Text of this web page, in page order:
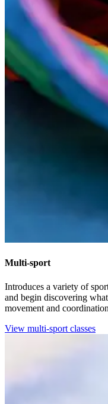
Multi-sport​​​​‌ ‍ ​‍​‍‌‍ ‌ ​‍‌‍‍‌‌‍‌ ‌‍‍‌‌‍ ‍​‍​‍​ ‍‍​‍​‍‌ ​ ‌‍​‌‌‍ ‍‌‍‍‌‌ ‌​‌ ‍‌​‍ ‍‌‍‍‌‌‍ ​‍​‍​‍ ​​‍​‍‌‍‍​‌ ​‍‌‍‌‌‌‍‌‍​‍​‍​ ‍‍​‍​‍‌‍‍​‌ ‌​‌ ‌​‌ ​​‌ ​ ​ ‍‍​‍ ​‍ ‌‍​ ‌‍‍​‌‍‌‌‌‍ ​‌ ​ ‌‍‌‌‌‍​‌‌ ​​‌‍‍‌‌‍‌‌‌ ​‍‌ ​ ​‍ ‍‌ ​ ‌‍​‌‌‍ ‍‌‍‍‌‌ ‌​‌ ‍‌​‍ ‍‌ ​ ‌ ‌​‌ ‌‌‌‍‌​‌‍‍‌‌‍ ​‍ ‌‍‍‌‌‍ ‍‌ ‌​‌‍‌‌‌‍ ‍‌ ‌​​‍ ‌‍‌‌‌‍‌​‌‍‍‌‌ ‌​​‍ ‌‍ ‌‌‍ ‌‍‌​‌‍‌‌​ ‌‌ ​​‌ ​‍‌‍‌‌‌ ​ ‌‍‌‌‌‍ ‍‌ ‌​‌‍​‌‌ ‌​‌‍‍‌‌‍ ‌‍ ‍​ ‍ ‌‍‍‌‌‍‌​​ ‌​ ‍‌​ ‍‌​ ​​​ ‍‌‌‍‌‌​ ‌‌‌‍‌​​ ‌‌​‍ ‌‌‍‌‍​ ​‍‌‍​‌​ ‍‌​‍ ‌​ ‌​​ ‍​‌‍‌‍‌‍​ ​‍ ‌‌‍​‌​ ‌ ​ ‍​​ ‌‌​‍ ‌‌‍​‍​ ‌‌‌‍‌​​ ‌ ​ ‌ ​ ​‍​ ‌‌​ ‌‍​ ‍​​ ​‌​ ​‌‌‍​‍​ ‍ ‌ ‌​‌ ‍‌‌ ​​‌‍‌‌​ ‌‌ ‌‍‌‍‌‌‌‍ ‍‌ ‌‌‌‍‌‌‌‌​ ‌‍ ​‌ ‌‌‌‍‌ ‌‌​​‌‍​‌‌‍‌ ‌‍‌‌​ ‍ ‌ ​​‌‍​‌‌ ‌​‌‍‍​​ ‌‌ ​​‌‍​‌‌‍‌ ‌‍‌‌‌​​‍‌ ‌‌‌‍‍‌‌‍ ​‌‍‌​‌‍‌‌‌ ​‍​‍‌‌​ ‌‌‌​​‍‌‌ ‌‍‍ ‌‍‌‌‌ ‍‌​‍‌‌​ ​ ‌​‌​​‍‌‌​ ​ ‌​‌​​‍‌‌​ ​‍​ ​‍​ ​​​ ‌‌‌‍​ ​ ‍‌​ ‌ ​ ​​​ ‍‌​ ‌ ​ ‌‍​ ​‍​ ​‍​ ​‌​‍‌‌​ ​‍​ ​‍​‍‌‌​ ‌‌‌​‌​​‍ ‍‌ ‌​‌‍​‌‌‍​‍‌ ​ ​‍‌‌​ ‌‌‌​​‍‌‌ ‌‍‍ ‌‍‌‌‌ ‍‌​‍‌‌​ ​ ‌​‌​​‍‌‌​ ​ ‌​‌​​‍‌‌​ ​‍​ ​‍‌‍‌‌‌‍‌​​ ‌‍‌‍‌​​ ​​​ ​‌​ ‌‌​ ​‍‌‍​‍​ ‌ ‌‍‌‌​ ​‌​‍‌‌​ ​‍​ ​‍​‍‌‌​ ‌‌‌​‌​​‍ ‍‌‍​ ‌‍ ‌‍ ‍‌ ‌​‌‍‌‌‌‍ ‍‌ ‌​​‍‌‌​ ‌‌‌​​‍‌‌ ‌‍‍ ‌‍‌‌‌ ‍‌​‍‌‌​ ​ ‌​‌​​‍‌‌​ ​ ‌​‌​​‍‌‌​ ​‍​ ​‍‌‍‌​​ ‌‌​ ​‌​ ​‌‌‍​‌‌‍​ ​ ‌‍​ ​​‌‍‌​​ ‍​‌‍‌‌‌‍‌​​‍‌‌​ ​‍​ ​‍​‍‌‌​ ‌‌‌​‌​​‍ ‍‌ ‌​‌‍‍‌‌ ‌​‌‍ ​‌‍‌‌​ ‌‍​‍‌‍​‌‌ ​ ‌‍‌‌‌‌‌‌‌ ​‍‌‍ ​​ ‌‌‍‍​‌ ‌​‌ ‌​‌ ​​‌ ​ ​‍‌‌​ ​ ‌​​‌​‍‌‌​ ​‍‌​‌‍​‍‌‌​ ​‍‌​‌‍‌‍​ ‌‍‍​‌‍‌‌‌‍ ​‌ ​ ‌‍‌‌‌‍​‌‌ ​​‌‍‍‌‌‍‌‌‌ ​‍‌ ​ ​‍ ‍‌ ​ ‌‍​‌‌‍ ‍‌‍‍‌‌ ‌​‌ ‍‌​‍ ‍‌ ​ ‌ ‌​‌ ‌‌‌‍‌​‌‍‍‌‌‍ ​‍‌‍‌‍‍‌‌‍‌​​ ‌​ ‍‌​ ‍‌​ ​​​ ‍‌‌‍‌‌​ ‌‌‌‍‌​​ ‌‌​‍ ‌‌‍‌‍​ ​‍‌‍​‌​ ‍‌​‍ ‌​ ‌​​ ‍​‌‍‌‍‌‍​ ​‍ ‌‌‍​‌​ ‌ ​ ‍​​ ‌‌​‍ ‌‌‍​‍​ ‌‌‌‍‌​​ ‌ ​ ‌ ​ ​‍​ ‌‌​ ‌‍​ ‍​​ ​‌​ ​‌‌‍​‍​‍‌‍‌ ‌​‌ ‍‌‌ ​​‌‍‌‌​ ‌‌ ‌‍‌‍‌‌‌‍ ‍‌ ‌‌‌‍‌‌‌‌​ ‌‍ ​‌ ‌‌‌‍‌ ‌‌​​‌‍​‌‌‍‌ ‌‍‌‌​‍‌‍‌ ​​‌‍​‌‌ ‌​‌‍‍​​ ‌‌ ​​‌‍​‌‌‍‌ ‌‍‌‌‌​​‍‌ ‌‌‌‍‍‌‌‍ ​‌‍‌​‌‍‌‌‌ ​‍​‍‌‌​ ‌‌‌​​‍‌‌ ‌‍‍ ‌‍‌‌‌ ‍‌​‍‌‌​ ​ ‌​‌​​‍‌‌​ ​ ‌​‌​​‍‌‌​ ​‍​ ​‍​ ​​​ ‌‌‌‍​ ​ ‍‌​ ‌ ​ ​​​ ‍‌​ ‌ ​ ‌‍​ ​‍​ ​‍​ ​‌​‍‌‌​ ​‍​ ​‍​‍‌‌​ ‌‌‌​‌​​‍ ‍‌ ‌​‌‍​‌‌‍​‍‌ ​ ​‍‌‌​ ‌‌‌​​‍‌‌ ‌‍‍ ‌‍‌‌‌ ‍‌​‍‌‌​ ​ ‌​‌​​‍‌‌​ ​ ‌​‌​​‍‌‌​ ​‍​ ​‍‌‍‌‌‌‍‌​​ ‌‍‌‍‌​​ ​​​ ​‌​ ‌‌​ ​‍‌‍​‍​ ‌ ‌‍‌‌​ ​‌​‍‌‌​ ​‍​ ​‍​‍‌‌​ ‌‌‌​‌​​‍ ‍‌‍​ ‌‍ ‌‍ ‍‌ ‌​‌‍‌‌‌‍ ‍‌ ‌​​‍‌‌​ ‌‌‌​​‍‌‌ ‌‍‍ ‌‍‌‌‌ ‍‌​‍‌‌​ ​ ‌​‌​​‍‌‌​ ​ ‌​‌​​‍‌‌​ ​‍​ ​‍‌‍‌​​ ‌‌​ ​‌​ ​‌‌‍​‌‌‍​ ​ ‌‍​ ​​‌‍‌​​ ‍​‌‍‌‌‌‍‌​​‍‌‌​ ​‍​ ​‍​‍‌‌​ ‌‌‌​‌​​‍ ‍‌ ‌​‌‍‍‌‌ ‌​‌‍ ​‌‍‌‌​‍‌‍‌ ​​‌‍‌‌‌ ​‍‌ ​ ‌ ​​‌‍‌‌‌‍​ ‌ ‌​‌‍‍‌‌ ‌‍‌‍‌‌​ ‌‌ ​​‌ ‌‌‌‍​‍‌‍ ​‌‍‍‌‌ ​ ‌‍‍​‌‍‌‌‌‍‌​​‍​‍‌ ‌
Introduces a variety of
and begin discovering
movement and coordination.​​​​‌
View multi-sport classes​​​​‌ ‍ ​‍​‍‌‍ ‌ ​‍‌‍‍‌‌‍‌ ‌‍‍‌‌‍ ‍​‍​‍​ ‍‍​‍​‍‌ ​ ‌‍​‌‌‍ ‍‌‍‍‌‌ ‌​‌ ‍‌​‍ ‍‌‍‍‌‌‍ ​‍​‍​‍ ​​‍​‍‌‍‍​‌ ​‍‌‍‌‌‌‍‌‍​‍​‍​ ‍‍​‍​‍‌‍‍​‌ ‌​‌ ‌​‌ ​​‌ ​ ​ ‍‍​‍ ​‍ ‌‍​ ‌‍‍​‌‍‌‌‌‍ ​‌ ​ ‌‍‌‌‌‍​‌‌ ​​‌‍‍‌‌‍‌‌‌ ​‍‌ ​ ​‍ ‍‌ ​ ‌‍​‌‌‍ ‍‌‍‍‌‌ ‌​‌ ‍‌​‍ ‍‌ ​ ‌ ‌​‌ ‌‌‌‍‌​‌‍‍‌‌‍ ​‍ ‌‍‍‌‌‍ ‍‌ ‌​‌‍‌‌‌‍ ‍‌ ‌​​‍ ‌‍‌‌‌‍‌​‌‍‍‌‌ ‌​​‍ ‌‍ ‌‌‍ ‌‍‌​‌‍‌‌​ ‌‌ ​​‌ ​‍‌‍‌‌‌ ​ ‌‍‌‌‌‍ ‍‌ ‌​‌‍​‌‌ ‌​‌‍‍‌‌‍ ‌‍ ‍​ ‍ ‌‍‍‌‌‍‌​​ ‌​ ‍‌​ ‍‌​ ​​​ ‍‌‌‍‌‌​ ‌‌‌‍‌​​ ‌‌​‍ ‌‌‍‌‍​ ​‍‌‍​‌​ ‍‌​‍ ‌​ ‌​​ ‍​‌‍‌‍‌‍​ ​‍ ‌‌‍​‌​ ‌ ​ ‍​​ ‌‌​‍ ‌‌‍​‍​ ‌‌‌‍‌​​ ‌ ​ ‌ ​ ​‍​ ‌‌​ ‌‍​ ‍​​ ​‌​ ​‌‌‍​‍​ ‍ ‌ ‌​‌ ‍‌‌ ​​‌‍‌‌​ ‌‌ ‌‍‌‍‌‌‌‍ ‍‌ ‌‌‌‍‌‌‌‌​ ‌‍ ​‌ ‌‌‌‍‌ ‌‌​​‌‍​‌‌‍‌ ‌‍‌‌​ ‍ ‌ ​​‌‍​‌‌ ‌​‌‍‍​​ ‌‌ ​​‌‍​‌‌‍‌ ‌‍‌‌‌​​‍‌ ‌‌‌‍‍‌‌‍ ​‌‍‌​‌‍‌‌‌ ​‍​‍‌‌​ ‌‌‌​​‍‌‌ ‌‍‍ ‌‍‌‌‌ ‍‌​‍‌‌​ ​ ‌​‌​​‍‌‌​ ​ ‌​‌​​‍‌‌​ ​‍​ ​‍​ ​​​ ‌‌‌‍​ ​ ‍‌​ ‌ ​ ​​​ ‍‌​ ‌ ​ ‌‍​ ​‍​ ​‍​ ​‌​‍‌‌​ ​‍​ ​‍​‍‌‌​ ‌‌‌​‌​​‍ ‍‌ ‌​‌‍​‌‌‍​‍‌ ​ ​‍‌‌​ ‌‌‌​​‍‌‌ ‌‍‍ ‌‍‌‌‌ ‍‌​‍‌‌​ ​ ‌​‌​​‍‌‌​ ​ ‌​‌​​‍‌‌​ ​‍​ ​‍‌‍‌‌‌‍‌​​ ‌‍‌‍‌​​ ​​​ ​‌​ ‌‌​ ​‍‌‍​‍​ ‌ ‌‍‌‌​ ​‌​‍‌‌​ ​‍​ ​‍​‍‌‌​ ‌‌‌​‌​​‍ ‍‌‍​ ‌‍ ‌‍ ‍‌ ‌​‌‍‌‌‌‍ ‍‌ ‌​​‍‌‌​ ‌‌‌​​‍‌‌ ‌‍‍ ‌‍‌‌‌ ‍‌​‍‌‌​ ​ ‌​‌​​‍‌‌​ ​ ‌​‌​​‍‌‌​ ​‍​ ​‍‌‍‌​​ ‌‌​ ​‌​ ​‌‌‍​‌‌‍​ ​ ‌‍​ ​​‌‍‌​​ ‍​‌‍‌‌‌‍‌​​‍‌‌​ ​‍​ ​‍​‍‌‌​ ‌‌‌​‌​​‍ ‍‌‍​‍‌ ‌‌‌ ‌​‌ ‌​‌‍ ‌‍ ‍‌ ​ ​‍‌‌​ ‌‌‌​​‍‌‌ ‌‍‍ ‌‍‌‌‌ ‍‌​‍‌‌​ ​ ‌​‌​​‍‌‌​ ​ ‌​‌​​‍‌‌​ ​‍​ ​‍‌‍​‌​ ‌​​ ​‌​ ‌‍​ ​‍​ ‍​​ ‌ ‌‍‌‌‌‍​‍​ ​ ‌‍​‌‌‍​ ​‍‌‌​ ​‍​ ​‍​‍‌‌​ ‌‌‌​‌​​‍ ‍‌ ‌​‌‍‌‌‌ ‍​‌ ‌​​ ‌‍​‍‌‍​‌‌ ​ ‌‍‌‌‌‌‌‌‌ ​‍‌‍ ​​ ‌‌‍‍​‌ ‌​‌ ‌​‌ ​​‌ ​ ​‍‌‌​ ​ ‌​​‌​‍‌‌​ ​‍‌​‌‍​‍‌‌​ ​‍‌​‌‍‌‍​ ‌‍‍​‌‍‌‌‌‍ ​‌ ​ ‌‍‌‌‌‍​‌‌ ​​‌‍‍‌‌‍‌‌‌ ​‍‌ ​ ​‍ ‍‌ ​ ‌‍​‌‌‍ ‍‌‍‍‌‌ ‌​‌ ‍‌​‍ ‍‌ ​ ‌ ‌​‌ ‌‌‌‍‌​‌‍‍‌‌‍ ​‍‌‍‌‍‍‌‌‍‌​​ ‌​ ‍‌​ ‍‌​ ​​​ ‍‌‌‍‌‌​ ‌‌‌‍‌​​ ‌‌​‍ ‌‌‍‌‍​ ​‍‌‍​‌​ ‍‌​‍ ‌​ ‌​​ ‍​‌‍‌‍‌‍​ ​‍ ‌‌‍​‌​ ‌ ​ ‍​​ ‌‌​‍ ‌‌‍​‍​ ‌‌‌‍‌​​ ‌ ​ ‌ ​ ​‍​ ‌‌​ ‌‍​ ‍​​ ​‌​ ​‌‌‍​‍​‍‌‍‌ ‌​‌ ‍‌‌ ​​‌‍‌‌​ ‌‌ ‌‍‌‍‌‌‌‍ ‍‌ ‌‌‌‍‌‌‌‌​ ‌‍ ​‌ ‌‌‌‍‌ ‌‌​​‌‍​‌‌‍‌ ‌‍‌‌​‍‌‍‌ ​​‌‍​‌‌ ‌​‌‍‍​​ ‌‌ ​​‌‍​‌‌‍‌ ‌‍‌‌‌​​‍‌ ‌‌‌‍‍‌‌‍ ​‌‍‌​‌‍‌‌‌ ​‍​‍‌‌​ ‌‌‌​​‍‌‌ ‌‍‍ ‌‍‌‌‌ ‍‌​‍‌‌​ ​ ‌​‌​​‍‌‌​ ​ ‌​‌​​‍‌‌​ ​‍​ ​‍​ ​​​ ‌‌‌‍​ ​ ‍‌​ ‌ ​ ​​​ ‍‌​ ‌ ​ ‌‍​ ​‍​ ​‍​ ​‌​‍‌‌​ ​‍​ ​‍​‍‌‌​ ‌‌‌​‌​​‍ ‍‌ ‌​‌‍​‌‌‍​‍‌ ​ ​‍‌‌​ ‌‌‌​​‍‌‌ ‌‍‍ ‌‍‌‌‌ ‍‌​‍‌‌​ ​ ‌​‌​​‍‌‌​ ​ ‌​‌​​‍‌‌​ ​‍​ ​‍‌‍‌‌‌‍‌​​ ‌‍‌‍‌​​ ​​​ ​‌​ ‌‌​ ​‍‌‍​‍​ ‌ ‌‍‌‌​ ​‌​‍‌‌​ ​‍​ ​‍​‍‌‌​ ‌‌‌​‌​​‍ ‍‌‍​ ‌‍ ‌‍ ‍‌ ‌​‌‍‌‌‌‍ ‍‌ ‌​​‍‌‌​ ‌‌‌​​‍‌‌ ‌‍‍ ‌‍‌‌‌ ‍‌​‍‌‌​ ​ ‌​‌​​‍‌‌​ ​ ‌​‌​​‍‌‌​ ​‍​ ​‍‌‍‌​​ ‌‌​ ​‌​ ​‌‌‍​‌‌‍​ ​ ‌‍​ ​​‌‍‌​​ ‍​‌‍‌‌‌‍‌​​‍‌‌​ ​‍​ ​‍​‍‌‌​ ‌‌‌​‌​​‍ ‍‌‍​‍‌ ‌‌‌ ‌​‌ ‌​‌‍ ‌‍ ‍‌ ​ ​‍‌‌​ ‌‌‌​​‍‌‌ ‌‍‍ ‌‍‌‌‌ ‍‌​‍‌‌​ ​ ‌​‌​​‍‌‌​ ​ ‌​‌​​‍‌‌​ ​‍​ ​‍‌‍​‌​ ‌​​ ​‌​ ‌‍​ ​‍​ ‍​​ ‌ ‌‍‌‌‌‍​‍​ ​ ‌‍​‌‌‍​ ​‍‌‌​ ​‍​ ​‍​‍‌‌​ ‌‌‌​‌​​‍ ‍‌ ‌​‌‍‌‌‌ ‍​‌ ‌​​‍‌‍‌ ​​‌‍‌‌‌ ​‍‌ ​ ‌ ​​‌‍‌‌‌‍​ ‌ ‌​‌‍‍‌‌ ‌‍‌‍‌‌​ ‌‌ ​​‌ ‌‌‌‍​‍‌‍ ​‌‍‍‌‌ ​ ‌‍‍​‌‍‌‌‌‍‌​​‍​‍‌ ‌